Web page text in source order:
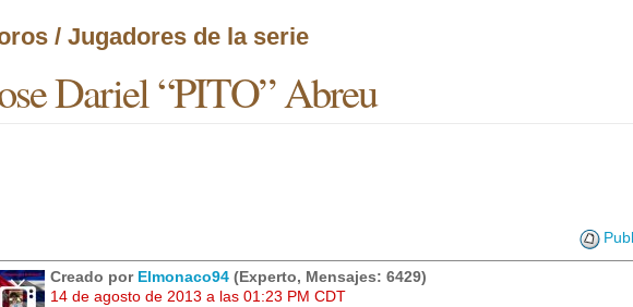
/ Jugadores de la serie
Dariel “PITO” Abreu
Creado por Elmonaco94 (Experto, Mensajes: 6429)
14 de agosto de 2013 a las 01:23 PM CDT